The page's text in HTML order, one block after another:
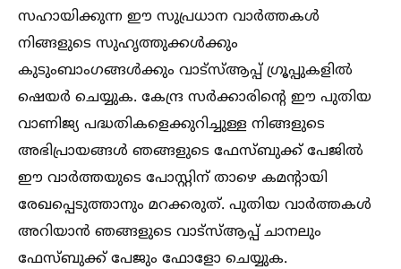
സഹായിക്കുന്ന ഈ സുപ്രധാന വാർത്തകള്‍
നിങ്ങളുടെ സുഹൃത്തുക്കള്‍ക്കും
കുടുംബാംഗങ്ങള്‍ക്കും വാട്സ്‌ആപ്പ് ഗ്രൂപ്പുകളില്‍
ഷെയർ ചെയ്യുക. കേന്ദ്ര സർക്കാരിൻ്റെ ഈ പുതിയ
വാണിജ്യ പദ്ധതികളെക്കുറിച്ചുള്ള നിങ്ങളുടെ
അഭിപ്രായങ്ങള്‍ ഞങ്ങളുടെ ഫേസ്ബുക്ക് പേജില്‍
ഈ വാർത്തയുടെ പോസ്റ്റിന് താഴെ കമന്റായി
രേഖപ്പെടുത്താനും മറക്കരുത്. പുതിയ വാർത്തകള്‍
അറിയാൻ ഞങ്ങളുടെ വാട്സ്‌ആപ്പ് ചാനലും
ഫേസ്ബുക്ക് പേജും ഫോളോ ചെയ്യുക.